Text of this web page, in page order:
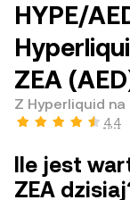
HYPE/
ZEA
Z Hyperliquid na
4,4
Ile jest
ZEA